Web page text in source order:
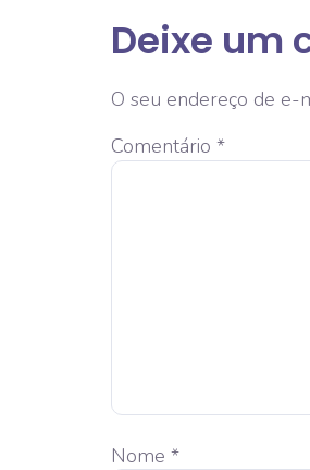
Deixe um
O seu endereço de e-
Comentário *
Nome *